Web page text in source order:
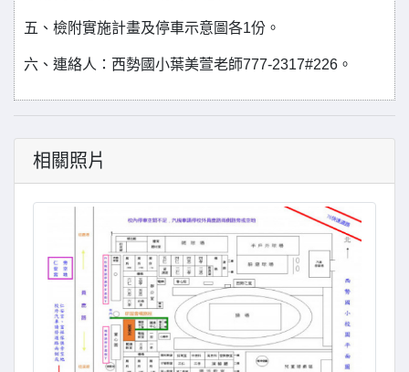
五、檢附實施計畫及停車示意圖各1份。
六、連絡人：西勢國小葉美萱老師777-2317#226。
相關照片